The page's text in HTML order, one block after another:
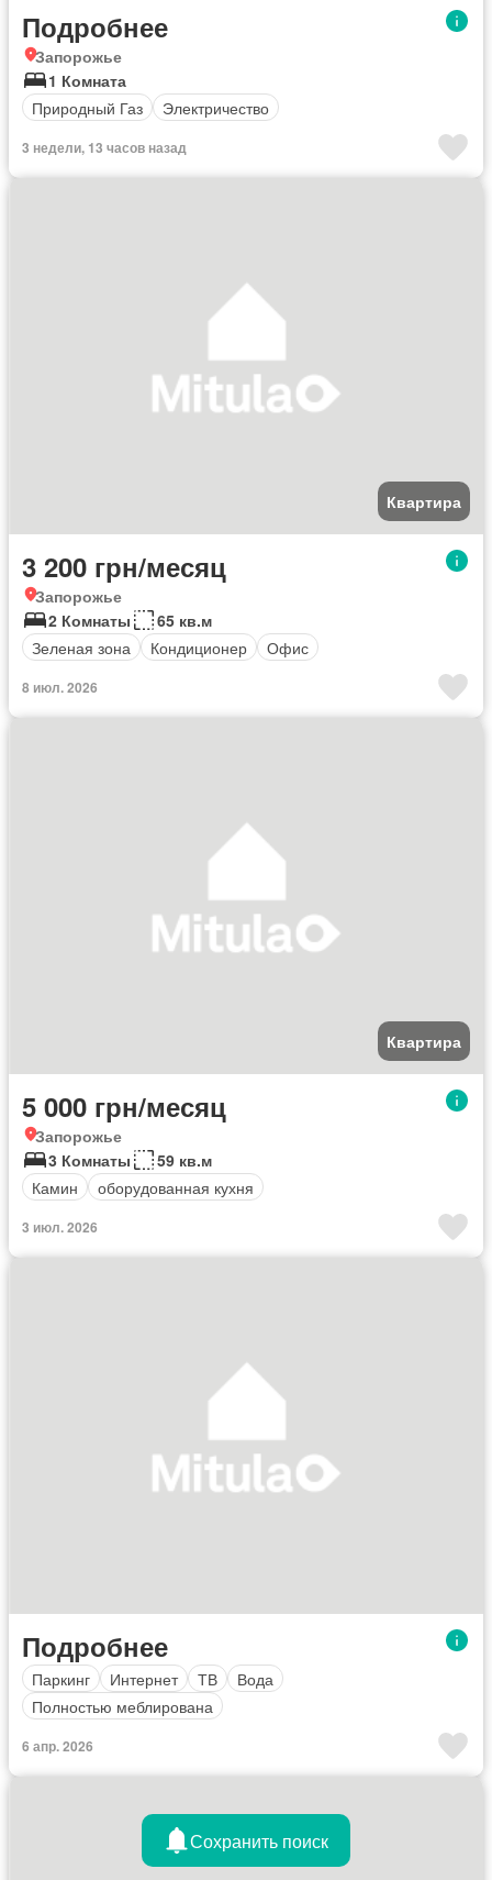
Подробнее
Запорожье
1 Комната
Природный Газ
Электричество
3 недели, 13 часов назад
Квартира
3 200 грн/месяц
Запорожье
2 Комнаты
65 кв.м
Зеленая зона
Кондиционер Офис
8 июл. 2026
Квартира
5 000 грн/месяц
Запорожье
3 Комнаты
59 кв.м
Камин
оборудованная кухня
3 июл. 2026
Подробнее
Паркинг Интернет ТВ
Вода
Полностью меблирована
6 апр. 2026
Сохранить поиск